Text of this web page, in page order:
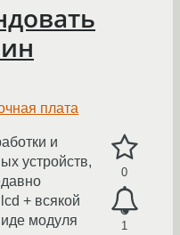
плата
0
1
и
устройств,
+ всякой
модуля